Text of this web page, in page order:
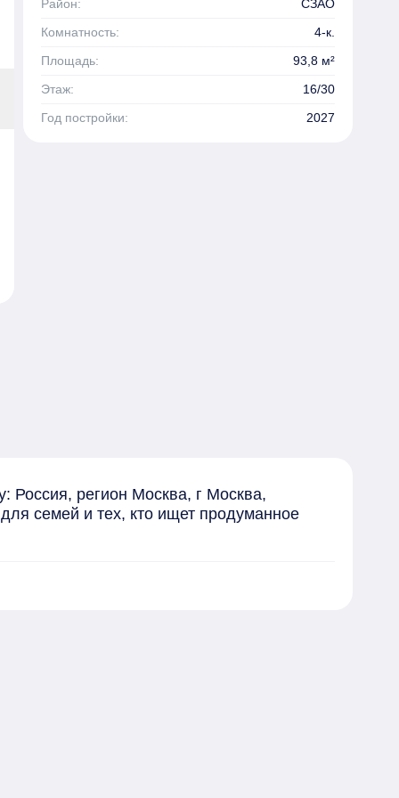
Район:
СЗАО
Комнатность:
4-к.
Площадь:
93,8 м²
Этаж:
16/30
Год постройки:
2027
Россия, регион Москва, г Москва,
семей и тех, кто ищет продуманное